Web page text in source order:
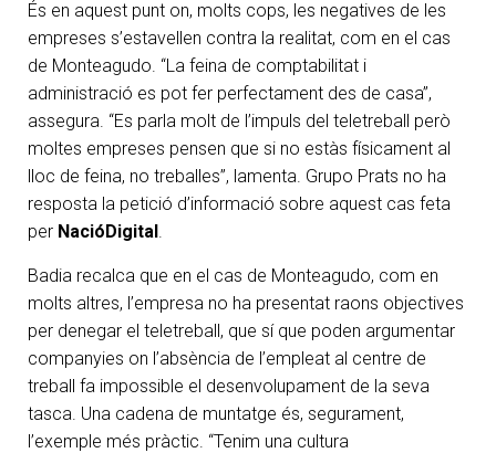
És en aquest punt on, molts cops, les negatives de les
empreses s’estavellen contra la realitat, com en el cas
de Monteagudo. “La feina de comptabilitat i
administració es pot fer perfectament des de casa”,
assegura. “Es parla molt de l’impuls del teletreball però
moltes empreses pensen que si no estàs físicament al
lloc de feina, no treballes”, lamenta. Grupo Prats no ha
resposta la petició d’informació sobre aquest cas feta
per NacióDigital.
Badia recalca que en el cas de Monteagudo, com en
molts altres, l’empresa no ha presentat raons objectives
per denegar el teletreball, que sí que poden argumentar
companyies on l’absència de l’empleat al centre de
treball fa impossible el desenvolupament de la seva
tasca. Una cadena de muntatge és, segurament,
l’exemple més pràctic. “Tenim una cultura